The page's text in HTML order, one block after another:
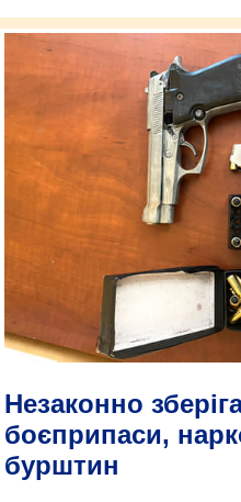
Незаконно
боєприпаси,
бурштин